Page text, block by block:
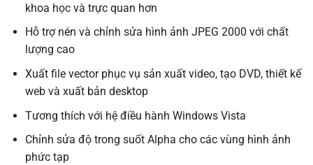
khoa học và trực quan hơn
Hỗ trợ nén và chỉnh sửa hình ảnh JPEG 2000 với chất
lượng cao
Xuất file vector phục vụ sản xuất video, tạo DVD, thiết kế
web và xuất bản desktop
Tương thích với hệ điều hành Windows Vista
Chỉnh sửa độ trong suốt Alpha cho các vùng hình ảnh
phức tạp